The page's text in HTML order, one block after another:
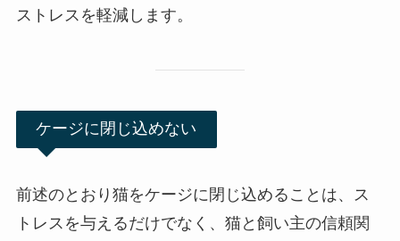
ストレスを軽減します。
ケージに閉じ込めない
前述のとおり猫をケージに閉じ込めることは、ス
トレスを与えるだけでなく、猫と飼い主の信頼関